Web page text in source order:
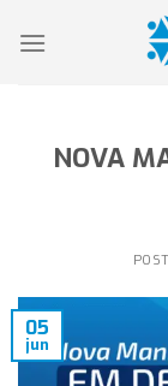
NOVA
05
jun